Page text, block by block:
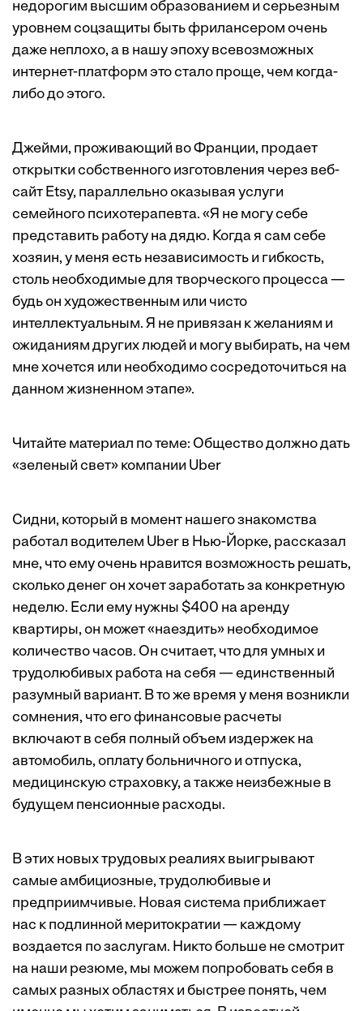
недорогим высшим образованием и серьезным
уровнем соцзащиты быть фрилансером очень
даже неплохо, а в нашу эпоху всевозможных
интернет-платформ это стало проще, чем когда-
либо до этого.
Джейми, проживающий во Франции, продает
открытки собственного изготовления через веб-
сайт Etsy, параллельно оказывая услуги
семейного психотерапевта. «Я не могу себе
представить работу на дядю. Когда я сам себе
хозяин, у меня есть независимость и гибкость,
столь необходимые для творческого процесса —
будь он художественным или чисто
интеллектуальным. Я не привязан к желаниям и
ожиданиям других людей и могу выбирать, на чем
мне хочется или необходимо сосредоточиться на
данном жизненном этапе».
Читайте материал по теме: Общество должно дать
«зеленый свет» компании Uber
Сидни, который в момент нашего знакомства
работал водителем Uber в Нью-Йорке, рассказал
мне, что ему очень нравится возможность решать,
сколько денег он хочет заработать за конкретную
неделю. Если ему нужны $400 на аренду
квартиры, он может «наездить» необходимое
количество часов. Он считает, что для умных и
трудолюбивых работа на себя — единственный
разумный вариант. В то же время у меня возникли
сомнения, что его финансовые расчеты
включают в себя полный объем издержек на
автомобиль, оплату больничного и отпуска,
медицинскую страховку, а также неизбежные в
будущем пенсионные расходы.
В этих новых трудовых реалиях выигрывают
самые амбициозные, трудолюбивые и
предприимчивые. Новая система приближает
нас к подлинной меритократии — каждому
воздается по заслугам. Никто больше не смотрит
на наши резюме, мы можем попробовать себя в
самых разных областях и быстрее понять, чем